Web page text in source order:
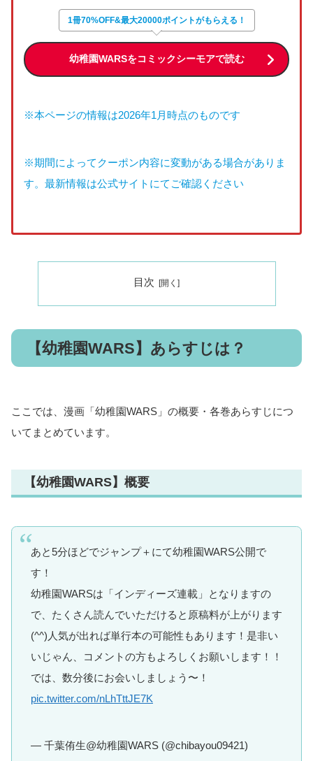
1冊70%OFF&最大20000ポイントがもらえる！
幼稚園WARSをコミックシーモアで読む
※本ページの情報は2026年1月時点のものです
※期間によってクーポン内容に変動がある場合がありま
す。最新情報は公式サイトにてご確認ください
目次
【幼稚園WARS】あらすじは？
ここでは、漫画「幼稚園WARS」の概要・各巻あらすじにつ
いてまとめています。
【幼稚園WARS】概要
あと5分ほどでジャンプ＋にて幼稚園WARS公開で
す！
幼稚園WARSは「インディーズ連載」となりますの
で、たくさん読んでいただけると原稿料が上がります
(^^)人気が出れば単行本の可能性もあります！是非い
いじゃん、コメントの方もよろしくお願いします！！
では、数分後にお会いしましょう〜！
pic.twitter.com/nLhTttJE7K
— 千葉侑生@幼稚園WARS (@chibayou09421)